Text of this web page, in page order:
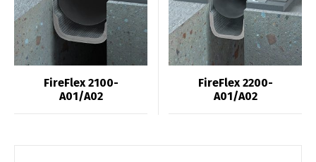
FireFlex 2100-
A01/A02
FireFlex 2200-
A01/A02